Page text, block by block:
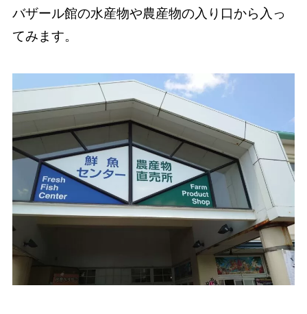
バザール館の水産物や農産物の入り口から入っ
てみます。